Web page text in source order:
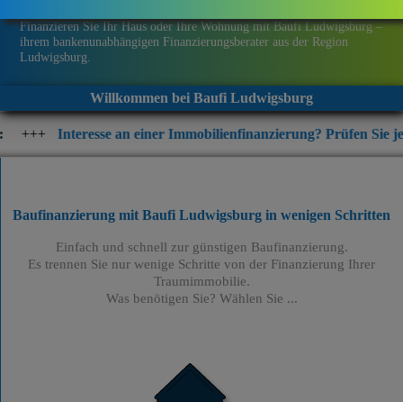
Finanzieren Sie Ihr Haus oder Ihre Wohnung mit Baufi Ludwigsburg –
ihrem bankenunabhängigen Finanzierungsberater aus der Region
Ludwigsburg.
Willkommen bei Baufi Ludwigsburg
an einer Immobilienfinanzierung? Prüfen Sie jetzt die
Baufinanzierung mit Baufi Ludwigsburg in wenigen Schritten
Einfach und schnell zur günstigen Baufinanzierung.
Es trennen Sie nur wenige Schritte von der Finanzierung Ihrer
Traumimmobilie.
Was benötigen Sie? Wählen Sie ...